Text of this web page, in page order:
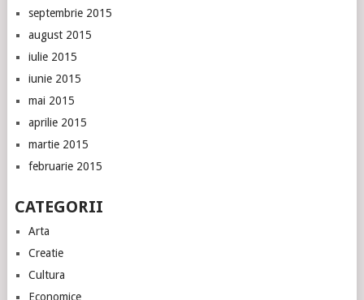
septembrie 2015
august 2015
iulie 2015
iunie 2015
mai 2015
aprilie 2015
martie 2015
februarie 2015
CATEGORII
Arta
Creatie
Cultura
Economice